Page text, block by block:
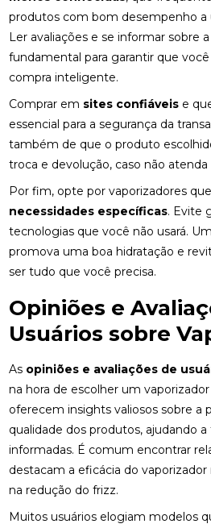
produtos com bom desempenho a
Ler avaliações e se informar sobre
fundamental para garantir que
compra inteligente.
Comprar em sites confiáveis e
essencial para a segurança da
também de que o produto
troca e devolução, caso não atenda
Por fim, opte por vaporizadores
necessidades específicas. Evite
tecnologias que você não usará.
promova uma boa hidratação e
ser tudo que você precisa.
Opiniões e
Usuários sobre
As opiniões e avaliações de
na hora de escolher um
oferecem insights valiosos sobre a
qualidade dos produtos, ajudando
informadas. É comum encontrar
destacam a eficácia do
na redução do frizz.
Muitos usuários elogiam modelos